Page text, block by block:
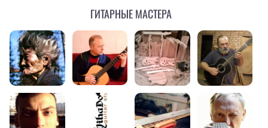
Гитарные мастера